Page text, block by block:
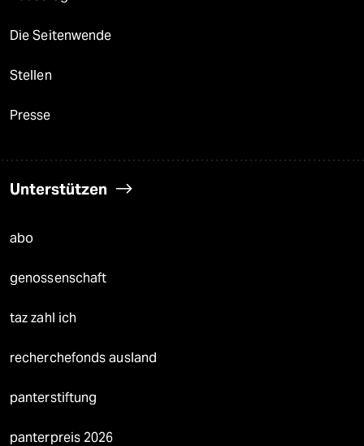
Die Seitenwende
Stellen
Presse
Unterstützen
abo
genossenschaft
taz zahl ich
recherchefonds ausland
panterstiftung
panterpreis 2026